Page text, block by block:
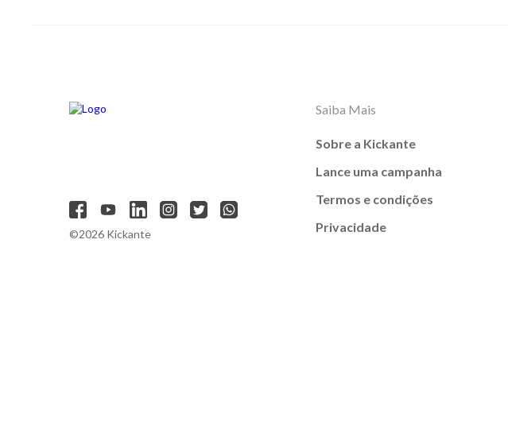
©2026 Kickante
Saiba Mais
Sobre a Kickante
Lance uma campanha
Termos e condições
Privacidade